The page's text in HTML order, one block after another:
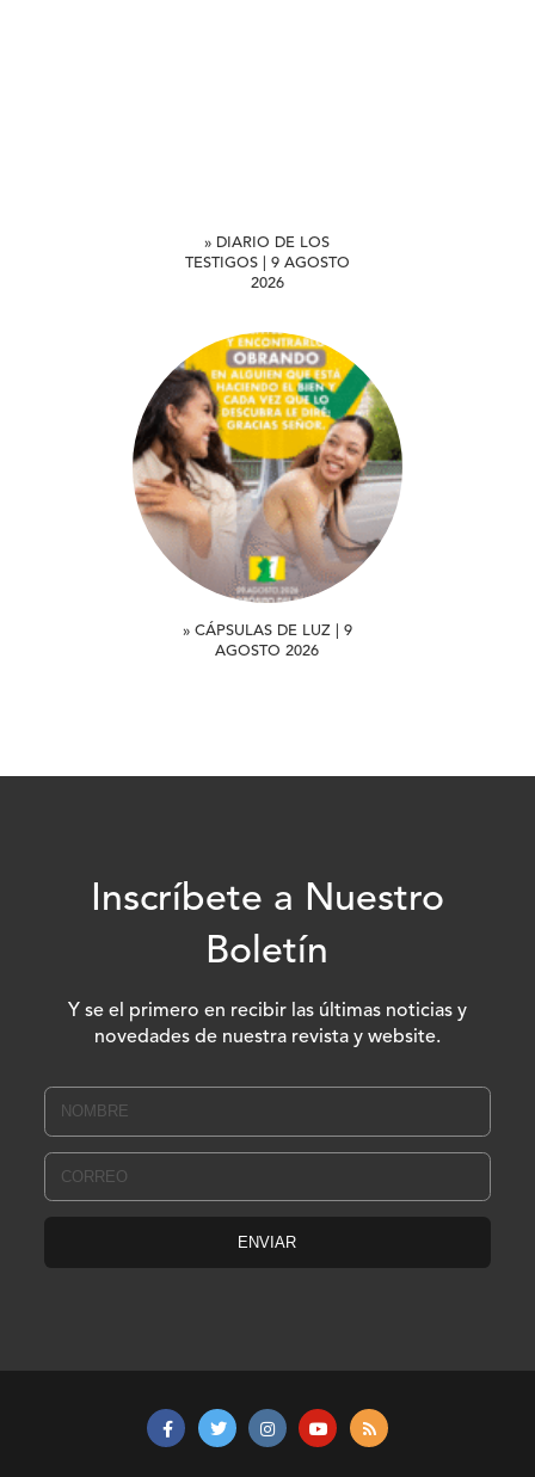
» DIARIO DE LOS
TESTIGOS | 9 AGOSTO
2026
» CÁPSULAS DE LUZ | 9
AGOSTO 2026
Inscríbete a Nuestro
Boletín
Y se el primero en recibir las últimas noticias y
novedades de nuestra revista y website.